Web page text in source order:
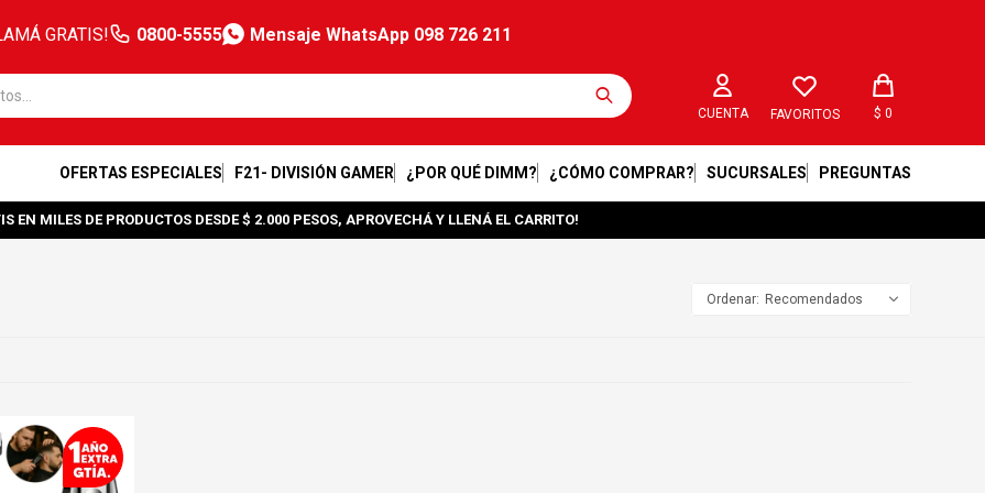
GRATIS! 0800-5555 Mensaje WhatsApp 098 726 211
OFERTAS ESPECIALES F21- DIVISIÓN GAMER ¿POR QUÉ DIMM? ¿CÓMO COMPRAR? SUCURSALES PREGUNTAS
FAVORITOS $ 0
EN MILES DE PRODUCTOS DESDE $ 2.000 PESOS, APROVECHÁ Y LLENÁ EL CARRITO!
Recomendados